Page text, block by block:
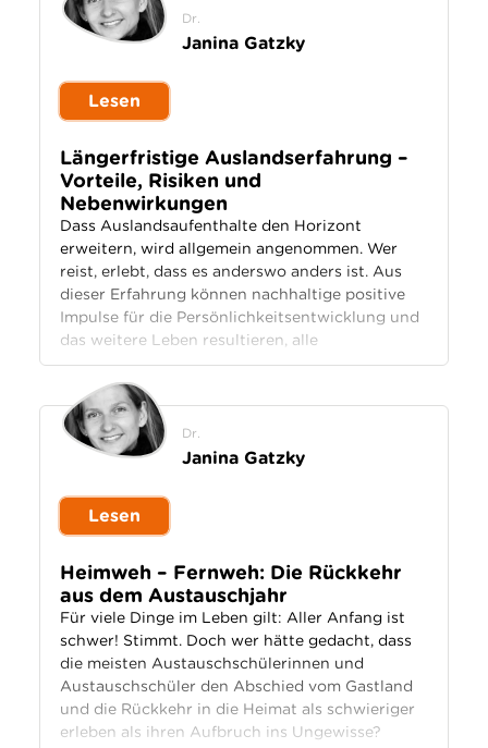
Dr.
Janina Gatzky
Lesen
Längerfristige Auslandserfahrung –
Vorteile, Risiken und
Nebenwirkungen
Dass Auslandsaufenthalte den Horizont
erweitern, wird allgemein angenommen. Wer
reist, erlebt, dass es anderswo anders ist. Aus
dieser Erfahrung können nachhaltige positive
Impulse für die Persönlichkeitsentwicklung und
das weitere Leben resultieren, alle
Dr.
Janina Gatzky
Lesen
Heimweh – Fernweh: Die Rückkehr
aus dem Austauschjahr
Für viele Dinge im Leben gilt: Aller Anfang ist
schwer! Stimmt. Doch wer hätte gedacht, dass
die meisten Austauschschülerinnen und
Austauschschüler den Abschied vom Gastland
und die Rückkehr in die Heimat als schwieriger
erleben als ihren Aufbruch ins Ungewisse?